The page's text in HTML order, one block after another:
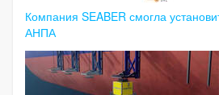
Компания SEABER смогла
АНПА